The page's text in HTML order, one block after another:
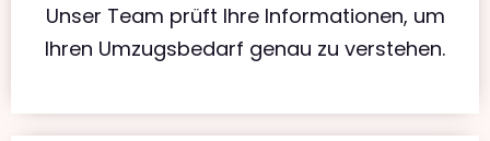
Unser Team prüft Ihre Informationen, um
Ihren Umzugsbedarf genau zu verstehen.